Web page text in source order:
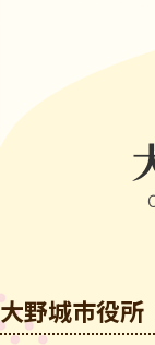
大野城市役所